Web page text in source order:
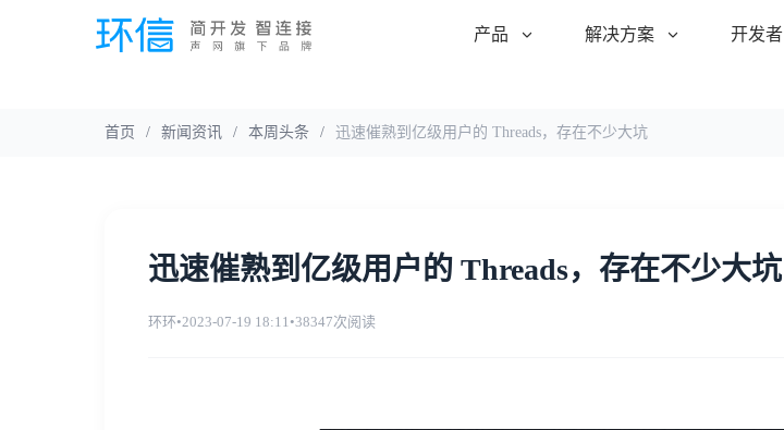
产品 解决方案 开发者
首页 / 新闻资讯 / 本周头条 / 迅速催熟到亿级用户的 Threads，存在不少大坑
迅速催熟到亿级用户的 Threads，存在不少大坑
环环•2023-07-19 18:11•38347次阅读